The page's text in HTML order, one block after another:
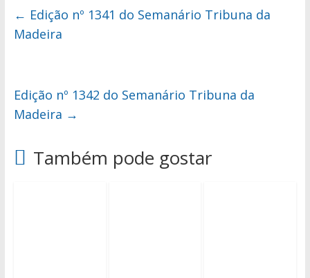
← Edição nº 1341 do Semanário Tribuna da
Madeira
Edição nº 1342 do Semanário Tribuna da
Madeira →
Também pode gostar